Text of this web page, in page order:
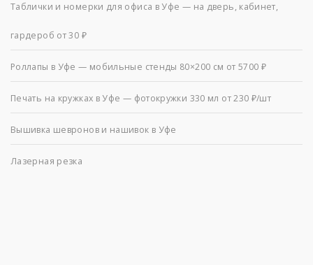
Таблички и номерки для офиса в Уфе — на дверь, кабинет,
гардероб от 30 ₽
Роллапы в Уфе — мобильные стенды 80×200 см от 5700 ₽
Печать на кружках в Уфе — фотокружки 330 мл от 230 ₽/шт
Вышивка шевронов и нашивок в Уфе
Лазерная резка